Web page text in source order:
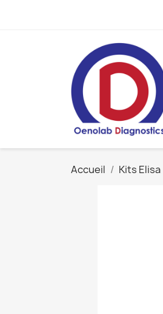
Accueil Kits Elisa